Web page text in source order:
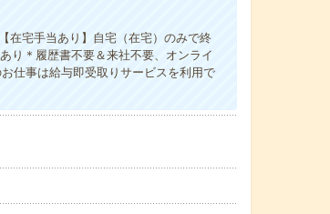
在宅手当あり】自宅（在宅）のみで終
り＊履歴書不要＆来社不要、オンライ
事は給与即受取りサービスを利用で